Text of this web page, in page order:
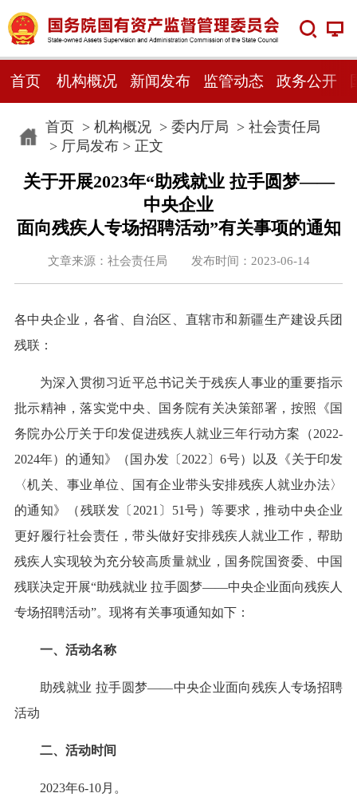
首页 机构概况 新闻发布 监管动态 政务公开
首页> 机构概况> 委内厅局 > 社会责任局
> 厅局发布> 正文
关于开展2023年“助残就业 拉手圆梦——
中央企业
面向残疾人专场招聘活动”有关事项的通知
文章来源：社会责任局 发布时间：2023-06-14
各中央企业，各省、自治区、直辖市和新疆生产建设兵团
残联：
为深入贯彻习近平总书记关于残疾人事业的重要指示
批示精神，落实党中央、国务院有关决策部署，按照《国
务院办公厅关于印发促进残疾人就业三年行动方案（2022-
2024年）的通知》（国办发〔2022〕6号）以及《关于印发
〈机关、事业单位、国有企业带头安排残疾人就业办法〉
的通知》（残联发〔2021〕51号）等要求，推动中央企业
更好履行社会责任，带头做好安排残疾人就业工作，帮助
残疾人实现较为充分较高质量就业，国务院国资委、中国
残联决定开展“助残就业 拉手圆梦——中央企业面向残疾人
专场招聘活动”。现将有关事项通知如下：
一、活动名称
助残就业 拉手圆梦——中央企业面向残疾人专场招聘
活动
二、活动时间
2023年6-10月。